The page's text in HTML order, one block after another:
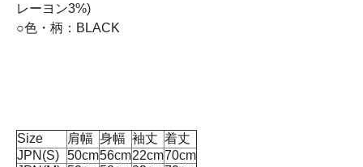
レーヨン3%)
○色・柄：BLACK
Size 肩幅 身幅 袖丈 着丈
JPN(S) 50cm56cm22cm70cm